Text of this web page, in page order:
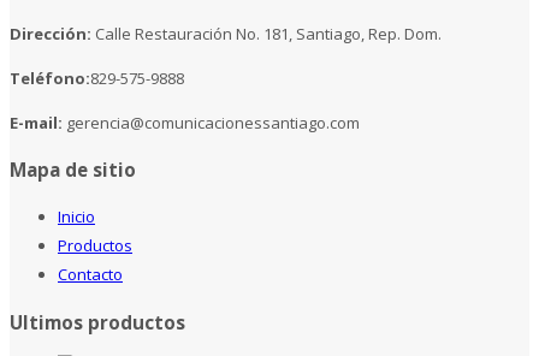
Dirección: Calle Restauración No. 181, Santiago, Rep. Dom.
Teléfono:829-575-9888
E-mail: gerencia@comunicacionessantiago.com
Mapa de sitio
Inicio
Productos
Contacto
Ultimos productos